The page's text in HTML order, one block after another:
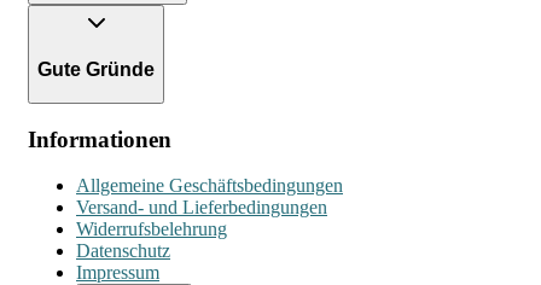
Gute Gründe
Informationen
Allgemeine Geschäftsbedingungen
Versand- und Lieferbedingungen
Widerrufsbelehrung
Datenschutz
Impressum